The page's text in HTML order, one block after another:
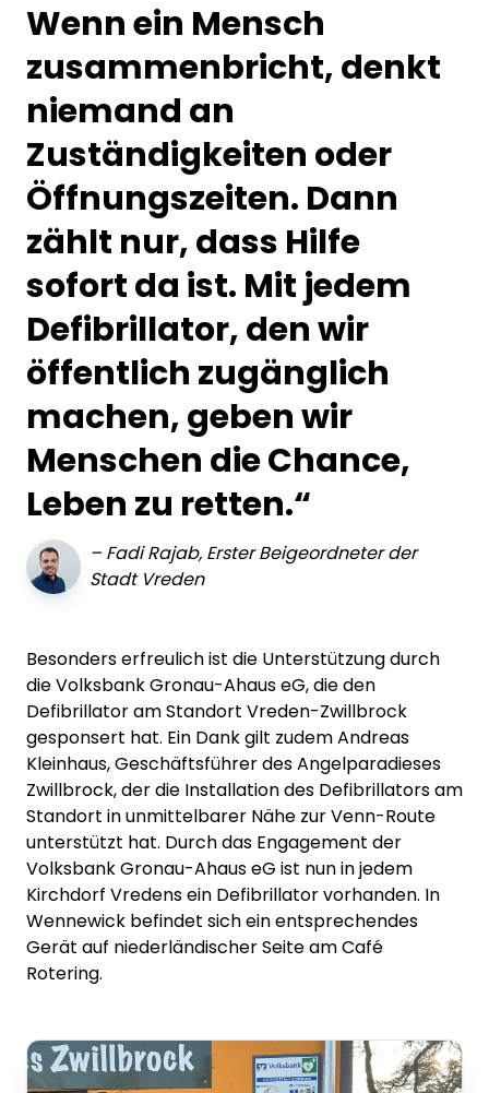
Wenn ein Mensch
zusammenbricht, denkt
niemand an
Zuständigkeiten oder
Öffnungszeiten. Dann
zählt nur, dass Hilfe
sofort da ist. Mit jedem
Defibrillator, den wir
öffentlich zugänglich
machen, geben wir
Menschen die Chance,
Leben zu retten.“
– Fadi Rajab, Erster Beigeordneter der
Stadt Vreden
Besonders erfreulich ist die Unterstützung durch
die Volksbank Gronau-Ahaus eG, die den
Defibrillator am Standort Vreden-Zwillbrock
gesponsert hat. Ein Dank gilt zudem Andreas
Kleinhaus, Geschäftsführer des Angelparadieses
Zwillbrock, der die Installation des Defibrillators am
Standort in unmittelbarer Nähe zur Venn-Route
unterstützt hat. Durch das Engagement der
Volksbank Gronau-Ahaus eG ist nun in jedem
Kirchdorf Vredens ein Defibrillator vorhanden. In
Wennewick befindet sich ein entsprechendes
Gerät auf niederländischer Seite am Café
Rotering.